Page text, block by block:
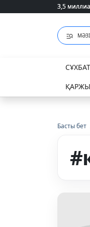
3,5
3,5
СҰХБАТ
ҚАРЖЫ
Басты бет